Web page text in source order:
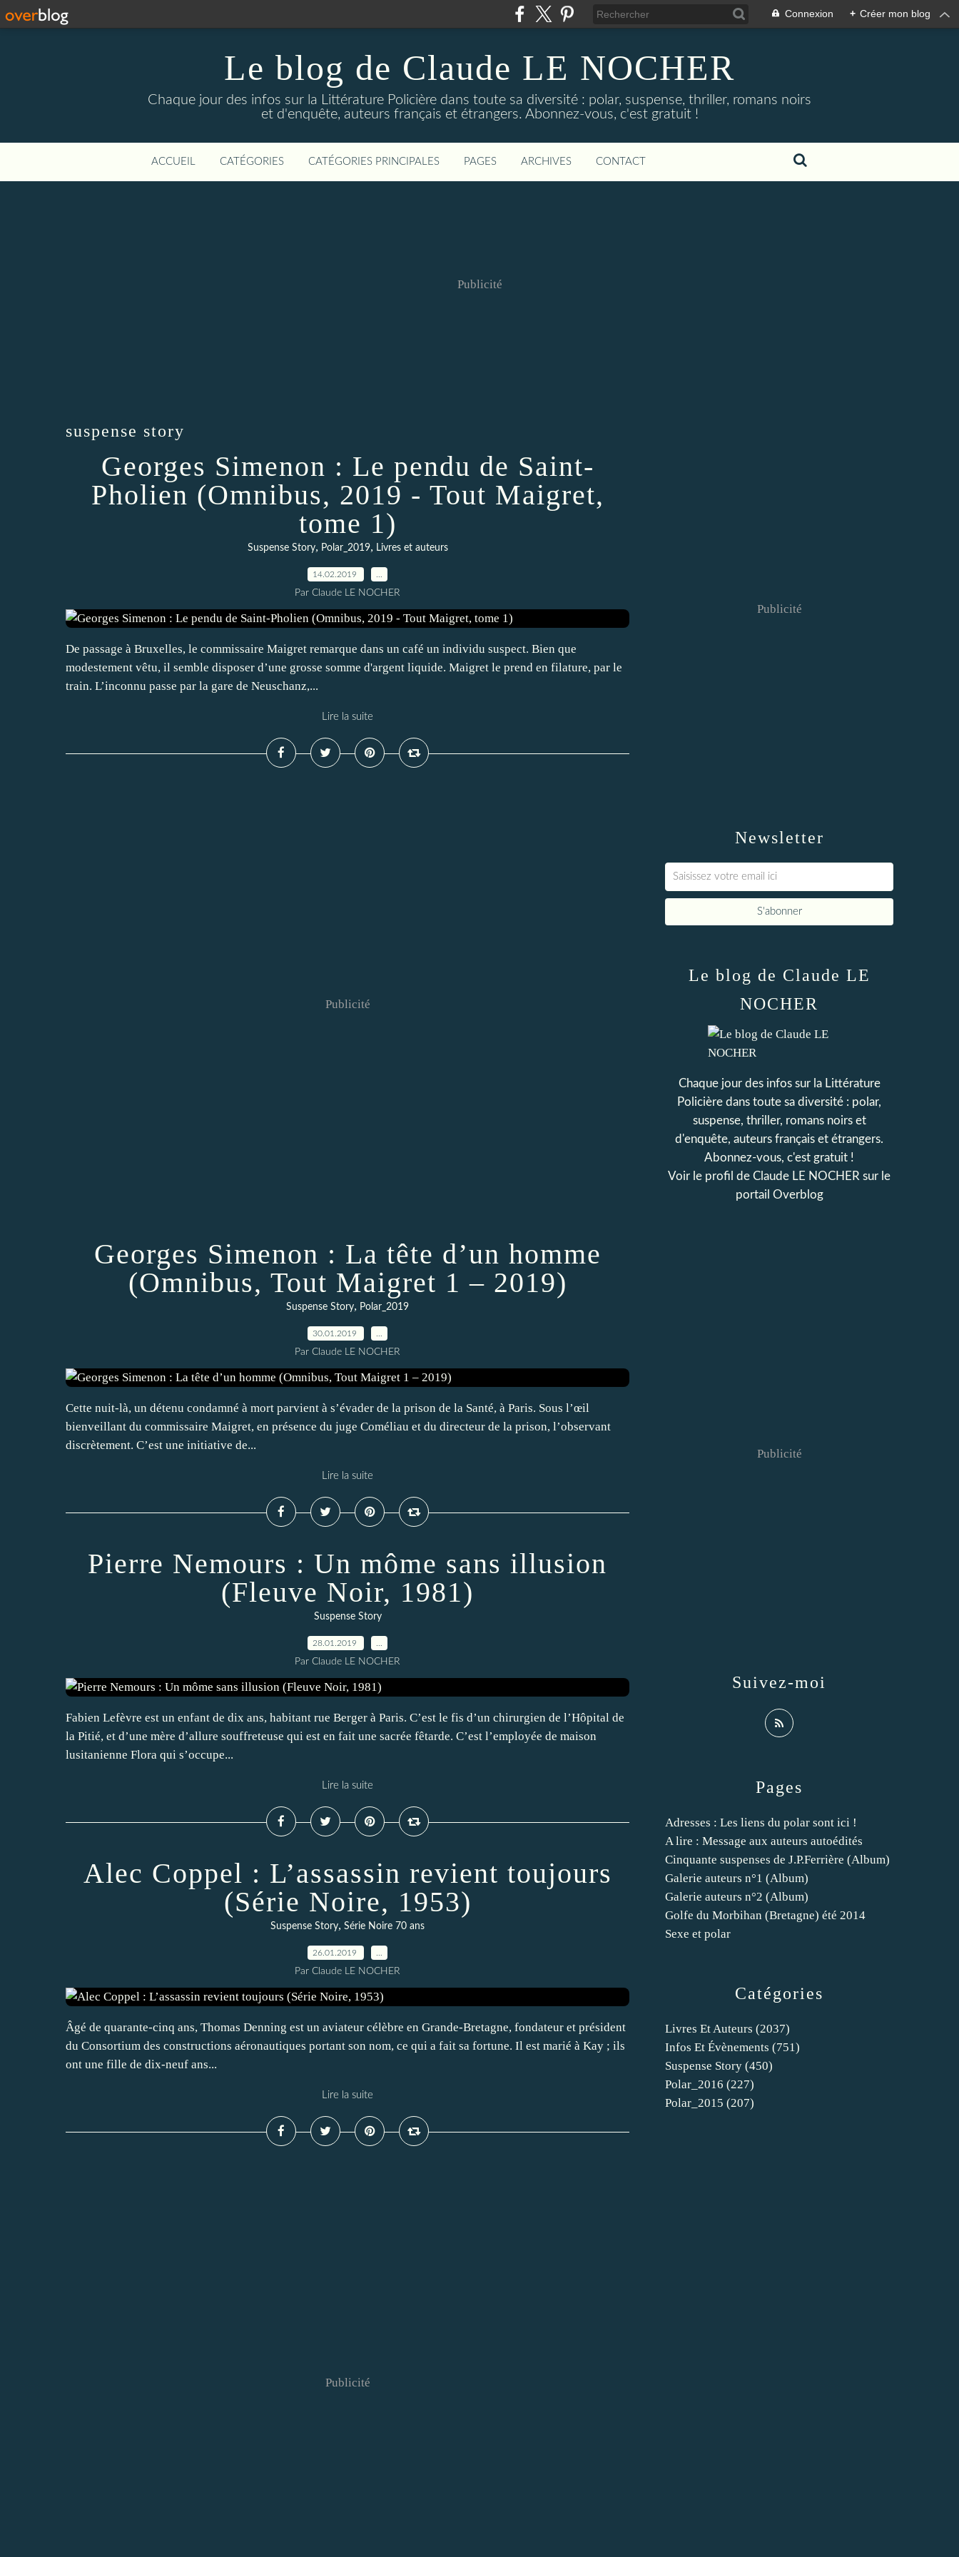
Connexion + Créer mon blog
Le blog de Claude LE NOCHER
Chaque jour des infos sur la Littérature Policière dans toute sa diversité : polar, suspense, thriller, romans noirs
et d'enquête, auteurs français et étrangers. Abonnez-vous, c'est gratuit !
ACCUEIL CATÉGORIES CATÉGORIES PRINCIPALES PAGES ARCHIVES CONTACT
Publicité
suspense story
Georges Simenon : Le pendu de Saint-
Pholien (Omnibus, 2019 - Tout Maigret,
tome 1)
Suspense Story, Polar_2019, Livres et auteurs
14.02.2019
Par Claude LE NOCHER
De passage à Bruxelles, le commissaire Maigret remarque dans un café un individu suspect. Bien que
modestement vêtu, il semble disposer d’une grosse somme d'argent liquide. Maigret le prend en filature, par le
train. L’inconnu passe par la gare de Neuschanz,...
Lire la suite
Publicité
Georges Simenon : La tête d’un homme
(Omnibus, Tout Maigret 1 – 2019)
Suspense Story, Polar_2019
30.01.2019
Par Claude LE NOCHER
Cette nuit-là, un détenu condamné à mort parvient à s’évader de la prison de la Santé, à Paris. Sous l’œil
bienveillant du commissaire Maigret, en présence du juge Coméliau et du directeur de la prison, l’observant
discrètement. C’est une initiative de...
Lire la suite
Pierre Nemours : Un môme sans illusion
(Fleuve Noir, 1981)
Suspense Story
28.01.2019
Par Claude LE NOCHER
Fabien Lefèvre est un enfant de dix ans, habitant rue Berger à Paris. C’est le fis d’un chirurgien de l’Hôpital de
la Pitié, et d’une mère d’allure souffreteuse qui est en fait une sacrée fêtarde. C’est l’employée de maison
lusitanienne Flora qui s’occupe...
Lire la suite
Alec Coppel : L’assassin revient toujours
(Série Noire, 1953)
Suspense Story, Série Noire 70 ans
26.01.2019
Par Claude LE NOCHER
Âgé de quarante-cinq ans, Thomas Denning est un aviateur célèbre en Grande-Bretagne, fondateur et président
du Consortium des constructions aéronautiques portant son nom, ce qui a fait sa fortune. Il est marié à Kay ; ils
ont une fille de dix-neuf ans...
Lire la suite
Publicité
Newsletter
Publicité
Catégories
Livres Et Auteurs (2037)
Infos Et Évènements (751)
Suspense Story (450)
Polar_2016 (227)
Polar_2015 (207)
Pages
Adresses : Les liens du polar sont ici !
A lire : Message aux auteurs autoédités
Cinquante suspenses de J.P.Ferrière (Album)
Galerie auteurs n°1 (Album)
Galerie auteurs n°2 (Album)
Golfe du Morbihan (Bretagne) été 2014
Sexe et polar
Le blog de Claude LE
NOCHER
Chaque jour des infos sur la Littérature
Policière dans toute sa diversité : polar,
suspense, thriller, romans noirs et
d'enquête, auteurs français et étrangers.
Abonnez-vous, c'est gratuit !
Voir le profil de Claude LE NOCHER sur le
portail Overblog
Suivez-moi
Publicité